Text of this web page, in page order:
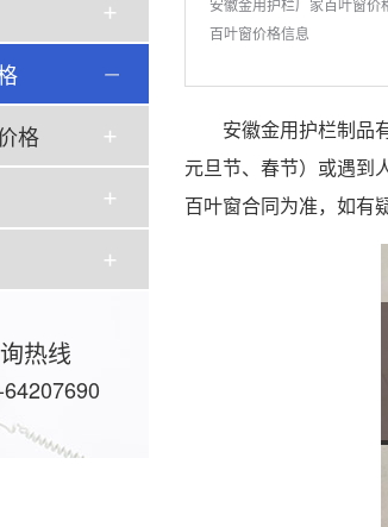
格
热线
安徽金用护栏厂家百叶窗
百叶窗价格信息
安徽金用护栏制品
元旦节、春节）或遇到
百叶窗合同为准，如有